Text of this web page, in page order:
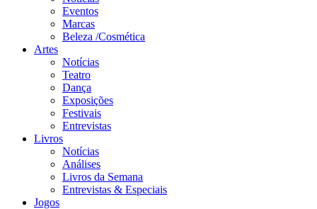
Eventos
Marcas
Beleza /Cosmética
Artes
Notícias
Teatro
Dança
Exposições
Festivais
Entrevistas
Livros
Notícias
Análises
Livros da Semana
Entrevistas & Especiais
Jogos